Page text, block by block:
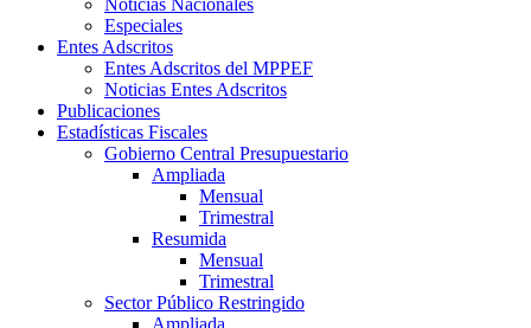
Noticias Nacionales
Especiales
Entes Adscritos
Entes Adscritos del MPPEF
Noticias Entes Adscritos
Publicaciones
Estadísticas Fiscales
Gobierno Central Presupuestario
Ampliada
Mensual
Trimestral
Resumida
Mensual
Trimestral
Sector Público Restringido
Ampliada